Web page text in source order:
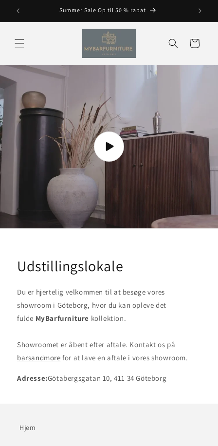
til
Summer Sale Op til 50 % rabat
Vogn
Udstillingslokale
Du er hjertelig velkommen til at besøge vores
showroom i Göteborg, hvor du kan opleve det
fulde MyBarfurniture kollektion.
Showroomet er åbent efter aftale. Kontakt os på
barsandmore for at lave en aftale i vores showroom.
Adresse:Götabergsgatan 10, 411 34 Göteborg
Hjem